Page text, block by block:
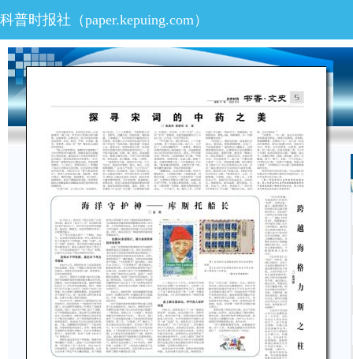
科普时报社（paper.kepuing.com）